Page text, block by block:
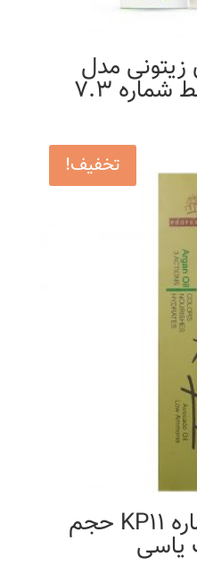
مدل
7.3
تخفیف!
رنگ مو کالیون شماره KP11 حجم